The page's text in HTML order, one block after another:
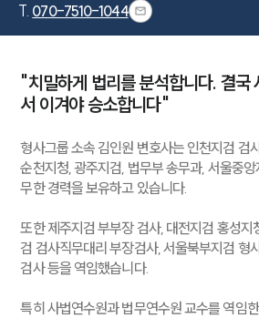
T. 070-7510-1044
"치밀하게 법리를 분석합니다. 결국
서 이겨야 승소합니다"
형사그룹 소속 김인원 변호사는 인천지검 검
순천지청, 광주지검, 법무부 송무과, 서울중
무한 경력을 보유하고 있습니다.
또한 제주지검 부부장 검사, 대전지검 홍성지
검 검사직무대리 부장검사, 서울북부지검 형
검사 등을 역임했습니다.
특히 사법연수원과 법무연수원 교수를 역임